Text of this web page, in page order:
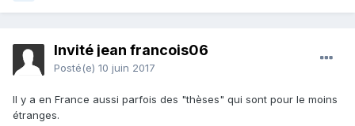
Invité jean francois06
Posté(e) 10 juin 2017
Il y a en France aussi parfois des "thèses" qui sont pour le moins
étranges.